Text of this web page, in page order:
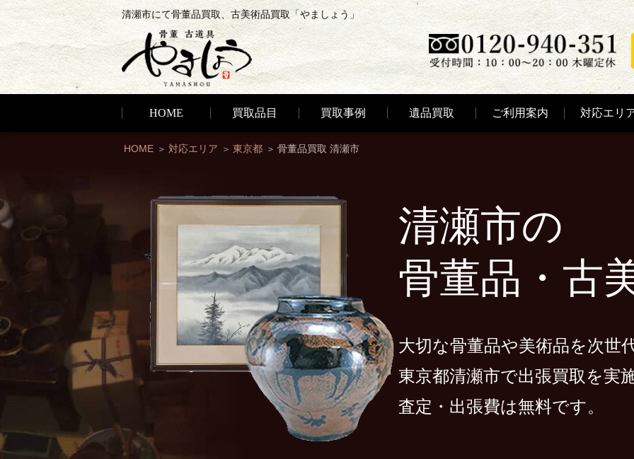
清瀬市にて骨董品買取、古美術品買取「やましょう」
HOME 買取品目 買取事例 遺品買取 ご利用案内 対応エリ
HOME 対応エリア 東京都 骨董品買取 清瀬市
清瀬市の
骨董品・古
大切な骨董品や美術品を次世
東京都清瀬市で出張買取を実
査定・出張費は無料です。